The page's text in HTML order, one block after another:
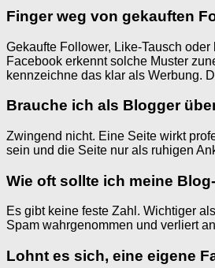
Finger weg von gekauften
Gekaufte Follower, Like-Tausch
Facebook erkennt solche Muster
kennzeichne das klar als Werbung.
Brauche ich als Blogger
Zwingend nicht. Eine Seite wirkt
sein und die Seite nur als ruhigen
Wie oft sollte ich meine
Es gibt keine feste Zahl. Wichtiger
Spam wahrgenommen und verliert
Lohnt es sich, eine eigene